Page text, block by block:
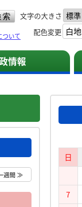
文字の大きさ 標準
配色変更 白地
ついて
情報
週間 ≫
日
7